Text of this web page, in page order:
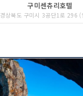
구미센츄리호텔
경상북도 구미시 3공단1로 296 (